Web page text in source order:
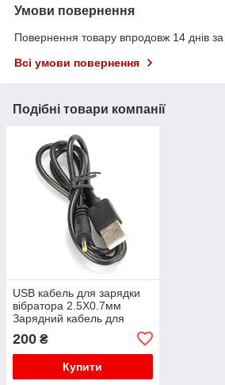
Умови повернення
Повернення товару впродовж 14 днів
Всі умови повернення
Подібні товари компанії
USB кабель для зарядки
вібратора 2.5X0.7мм
Зарядний кабель для
200 ₴
Купити